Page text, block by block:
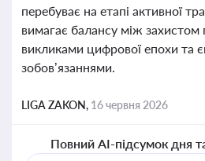
перебуває на етапі активної
вимагає балансу між захистом
викликами цифрової епохи та
зобов’язаннями.
LIGA ZAKON, 16 червня 2026
Повний AI-підсумок дня